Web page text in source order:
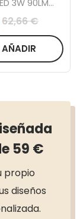
3W 90LM
62,66 €
AÑADIR
59 €
propio
diseños